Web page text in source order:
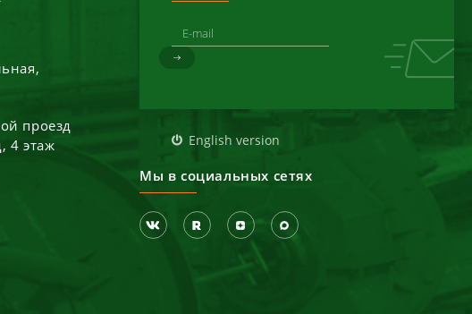
проезд
4 этаж
English version
Мы в социальных сетях